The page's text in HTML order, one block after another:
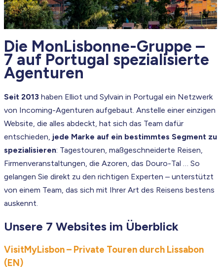
Die MonLisbonne-Gruppe –
7 auf Portugal spezialisierte
Agenturen
Seit 2013 haben Elliot und Sylvain in Portugal ein Netzwerk
von Incoming-Agenturen aufgebaut. Anstelle einer einzigen
Website, die alles abdeckt, hat sich das Team dafür
entschieden, jede Marke auf ein bestimmtes Segment zu
spezialisieren: Tagestouren, maßgeschneiderte Reisen,
Firmenveranstaltungen, die Azoren, das Douro-Tal … So
gelangen Sie direkt zu den richtigen Experten – unterstützt
von einem Team, das sich mit Ihrer Art des Reisens bestens
auskennt.
Unsere 7 Websites im Überblick
VisitMyLisbon – Private Touren durch Lissabon
(EN)